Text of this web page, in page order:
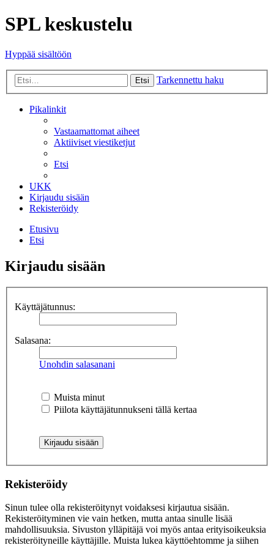
SPL keskustelu
Hyppää sisältöön
Etsi Tarkennettu haku
Pikalinkit
Vastaamattomat aiheet
Aktiiviset viestiketjut
Etsi
UKK
Kirjaudu sisään
Rekisteröidy
Etusivu
Etsi
Kirjaudu sisään
Käyttäjätunnus:
Salasana:
Unohdin salasanani
Muista minut
Piilota käyttäjätunnukseni tällä kertaa
Rekisteröidy
Sinun tulee olla rekisteröitynyt voidaksesi kirjautua sisään.
Rekisteröityminen vie vain hetken, mutta antaa sinulle lisää
mahdollisuuksia. Sivuston ylläpitäjä voi myös antaa erityisoikeuksia
rekisteröityneille käyttäjille. Muista lukea käyttöehtomme ja siihen